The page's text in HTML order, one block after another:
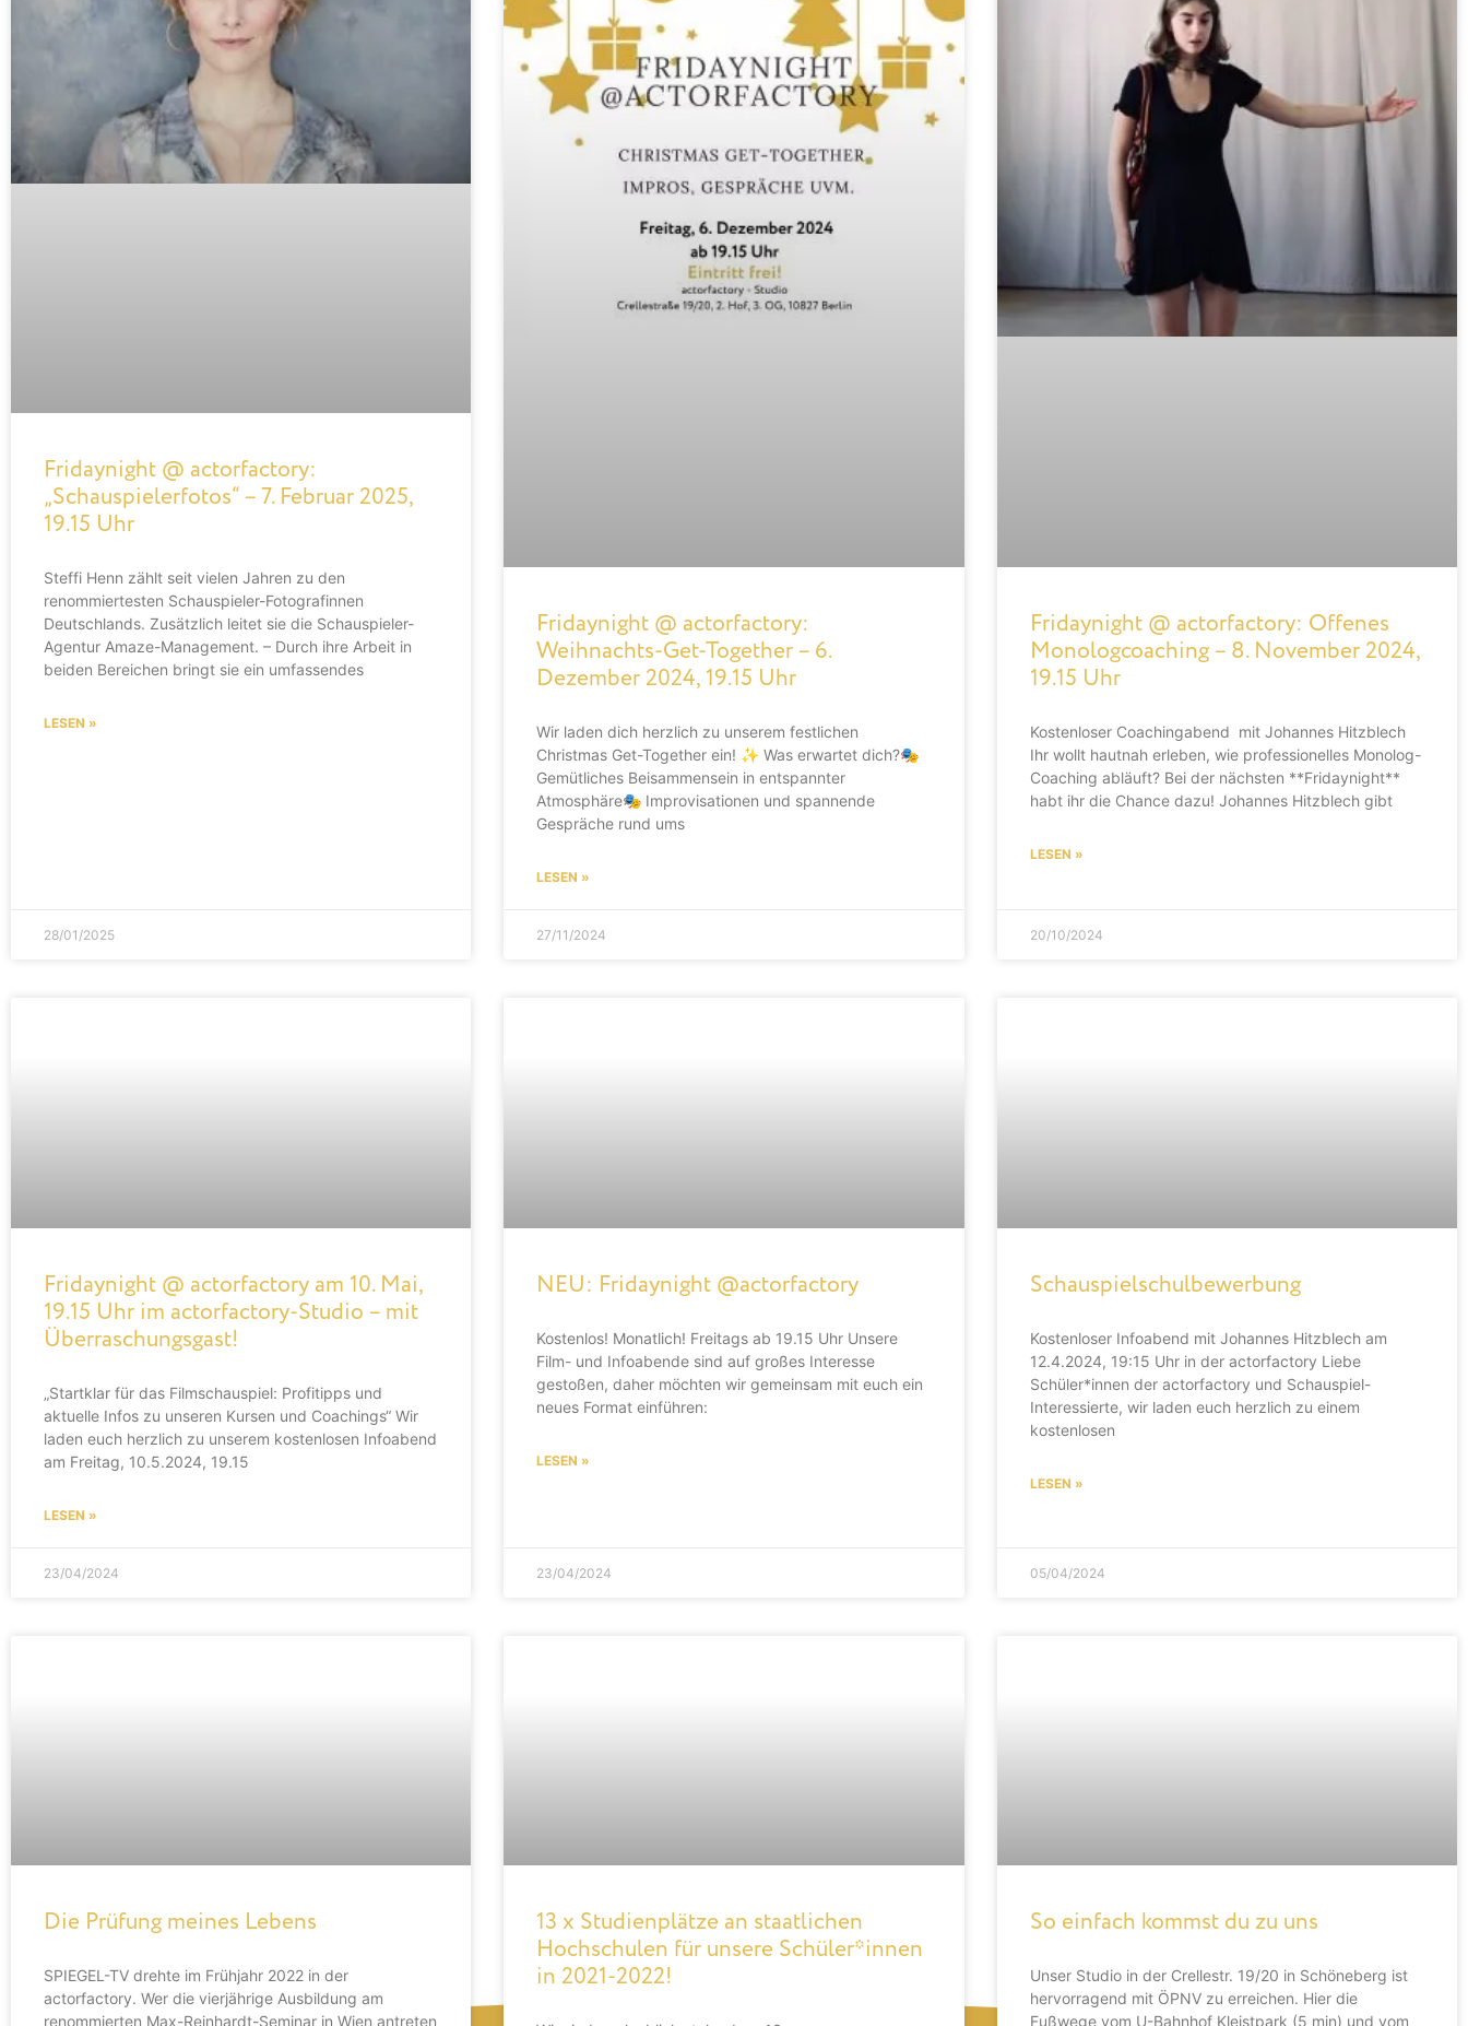
Fridaynight @ actorfactory:
„Schauspielerfotos“ – 7. Februar 2025,
19.15 Uhr
Steffi Henn zählt seit vielen Jahren zu den
renommiertesten Schauspieler-Fotografinnen
Deutschlands. Zusätzlich leitet sie die Schauspieler-
Agentur Amaze-Management. – Durch ihre Arbeit in
beiden Bereichen bringt sie ein umfassendes
LESEN »
28/01/2025
Fridaynight @ actorfactory:
Weihnachts-Get-Together – 6.
Dezember 2024, 19.15 Uhr
Wir laden dich herzlich zu unserem festlichen
Christmas Get-Together ein! ✨ Was erwartet dich?🎭
Gemütliches Beisammensein in entspannter
Atmosphäre🎭 Improvisationen und spannende
Gespräche rund ums
LESEN »
27/11/2024
Fridaynight @ actorfactory: Offenes
Monologcoaching – 8. November 2024,
19.15 Uhr
Kostenloser Coachingabend mit Johannes Hitzblech
Ihr wollt hautnah erleben, wie professionelles Monolog-
Coaching abläuft? Bei der nächsten **Fridaynight**
habt ihr die Chance dazu! Johannes Hitzblech gibt
LESEN »
20/10/2024
Fridaynight @ actorfactory am 10. Mai,
19.15 Uhr im actorfactory-Studio – mit
Überraschungsgast!
„Startklar für das Filmschauspiel: Profitipps und
aktuelle Infos zu unseren Kursen und Coachings“ Wir
laden euch herzlich zu unserem kostenlosen Infoabend
am Freitag, 10.5.2024, 19.15
LESEN »
23/04/2024
NEU: Fridaynight @actorfactory
Kostenlos! Monatlich! Freitags ab 19.15 Uhr Unsere
Film- und Infoabende sind auf großes Interesse
gestoßen, daher möchten wir gemeinsam mit euch ein
neues Format einführen:
LESEN »
23/04/2024
Schauspielschulbewerbung
Kostenloser Infoabend mit Johannes Hitzblech am
12.4.2024, 19:15 Uhr in der actorfactory Liebe
Schüler*innen der actorfactory und Schauspiel-
Interessierte, wir laden euch herzlich zu einem
kostenlosen
LESEN »
05/04/2024
Die Prüfung meines Lebens
SPIEGEL-TV drehte im Frühjahr 2022 in der
actorfactory. Wer die vierjährige Ausbildung am
renommierten Max-Reinhardt-Seminar in Wien antreten
13 x Studienplätze an staatlichen
Hochschulen für unsere Schüler*innen
in 2021-2022!
So einfach kommst du zu uns
Unser Studio in der Crellestr. 19/20 in Schöneberg ist
hervorragend mit ÖPNV zu erreichen. Hier die
Fußwege vom U-Bahnhof Kleistpark (5 min) und vom